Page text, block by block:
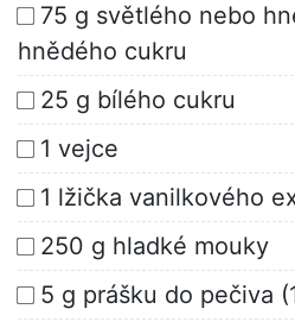
75 g světlého nebo
hnědého cukru
25 g bílého cukru
1 vejce
1 lžička vanilkového
250 g hladké mouky
5 g prášku do pečiva